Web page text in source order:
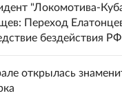
"Локомотива-
Переход
бездействия
открылась